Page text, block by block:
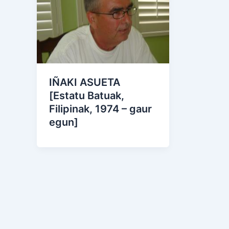
IÑAKI ASUETA
[Estatu Batuak,
Filipinak, 1974 – gaur
egun]